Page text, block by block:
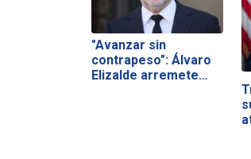
"Avanzar sin
contrapeso": Álvaro
Elizalde arremete…